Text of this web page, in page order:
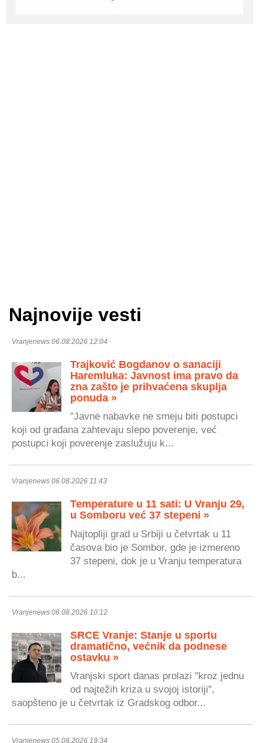
Najnovije vesti
Vranjenews 06.08.2026 12:04
Trajković Bogdanov o sanaciji
Haremluka: Javnost ima pravo da
zna zašto je prihvaćena skuplja
ponuda »
"Javne nabavke ne smeju biti postupci
koji od građana zahtevaju slepo poverenje, već
postupci koji poverenje zaslužuju k...
Vranjenews 06.08.2026 11:43
Temperature u 11 sati: U Vranju 29,
u Somboru već 37 stepeni »
Najtopliji grad u Srbiji u četvrtak u 11
časova bio je Sombor, gde je izmereno
37 stepeni, dok je u Vranju temperatura
b...
Vranjenews 06.08.2026 10:12
SRCE Vranje: Stanje u sportu
dramatično, većnik da podnese
ostavku »
Vranjski sport danas prolazi "kroz jednu
od najtežih kriza u svojoj istoriji",
saopšteno je u četvrtak iz Gradskog odbor...
Vranjenews 05.08.2026 19:34